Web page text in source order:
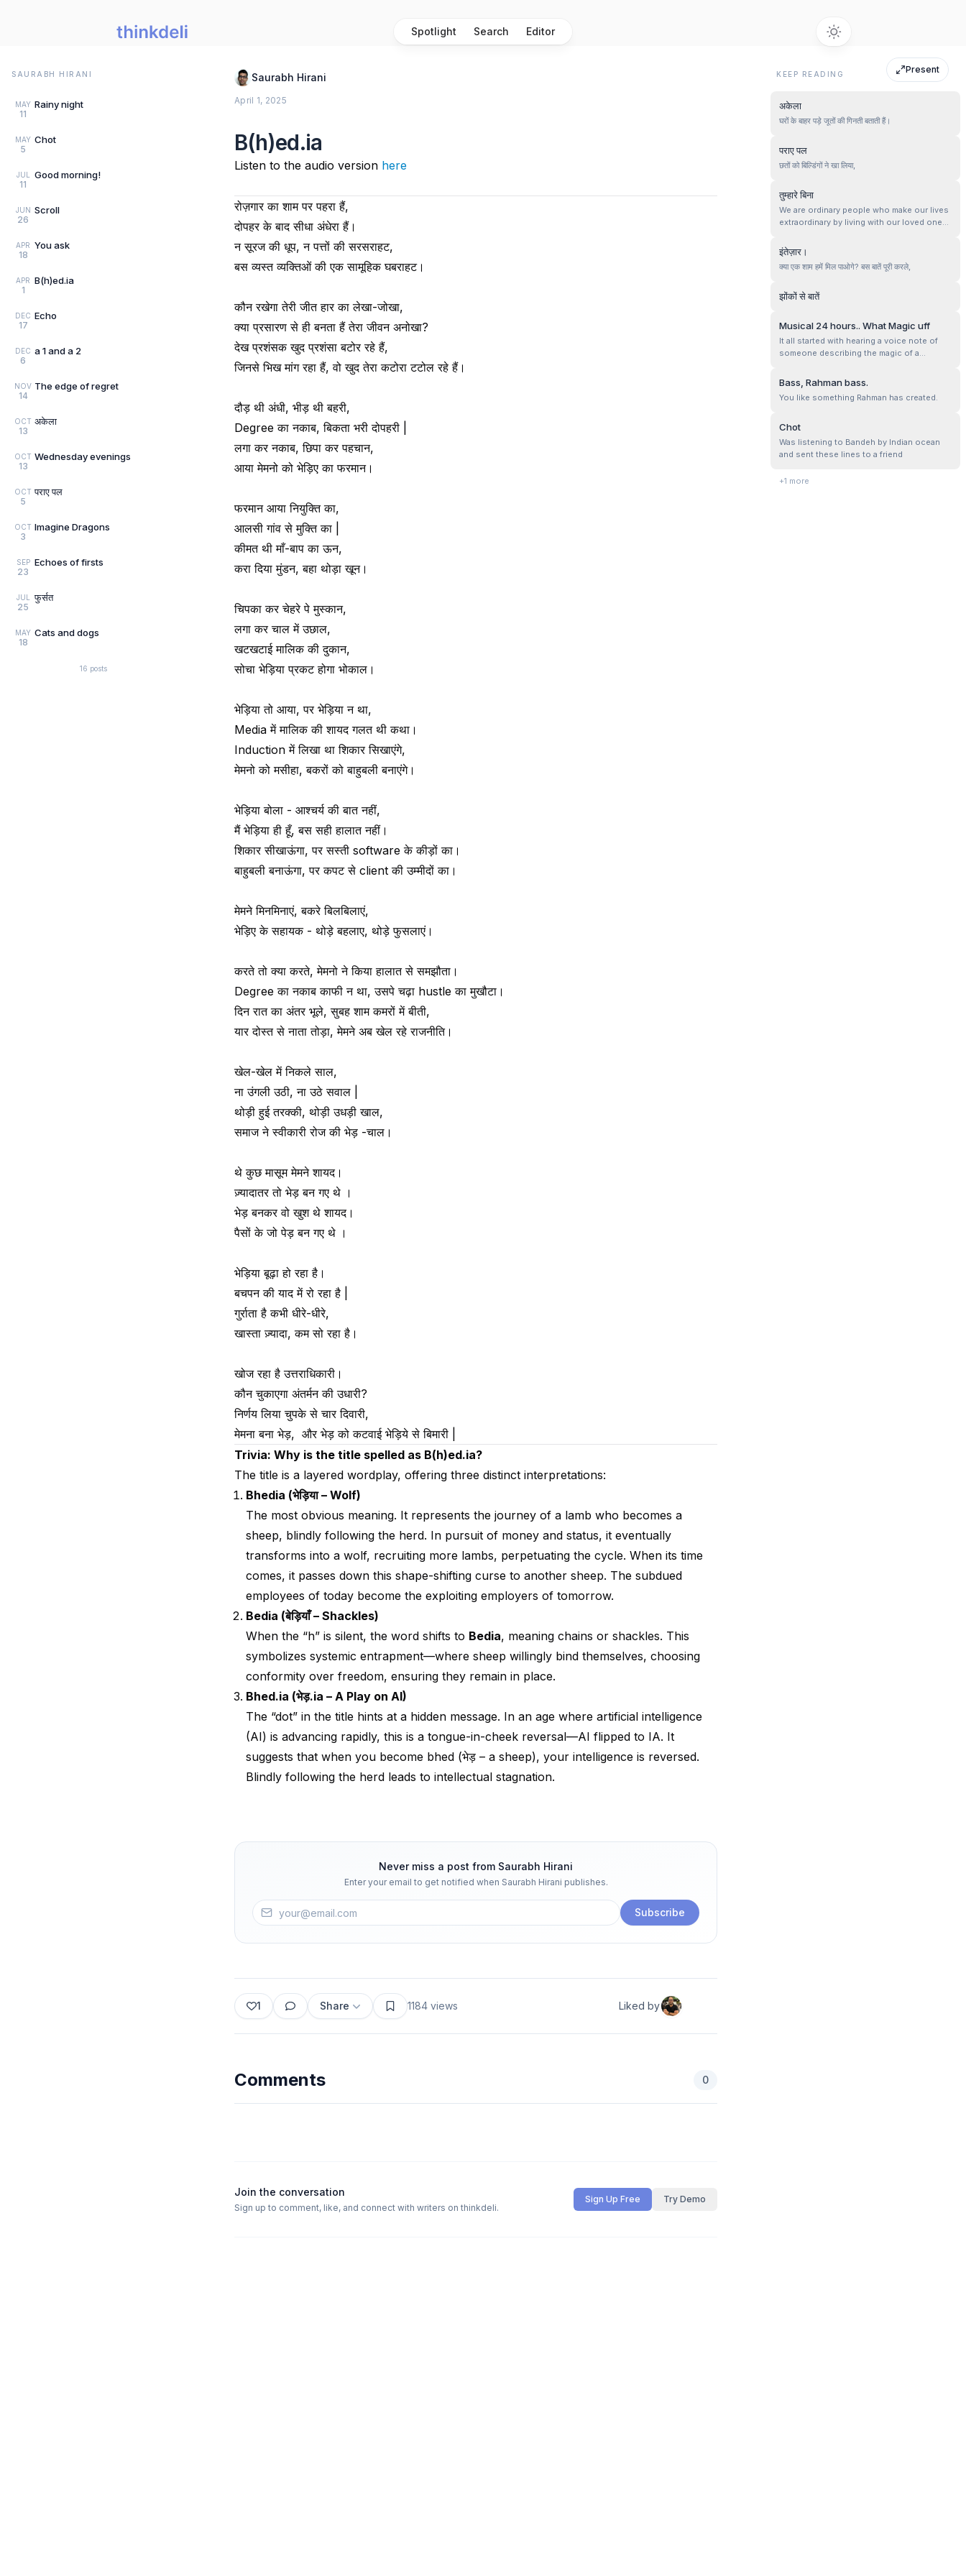
Spotlight Search Editor
Present
SAURABH HIRANI
MAY
11
Rainy night
MAY
5
Chot
JUL
11
Good morning!
JUN
26
Scroll
APR
18
You ask
APR
1
B(h)ed.ia
DEC
17
Echo
DEC
6
a 1 and a 2
NOV
14
The edge of regret
OCT
13
अकेला
OCT
13
Wednesday evenings
OCT
5
पराए पल
OCT
3
Imagine Dragons
SEP
23
Echoes of firsts
JUL
25
फुर्सत
MAY
18
Cats and dogs
16 posts
Saurabh Hirani
April 1, 2025
B(h)ed.ia
Listen to the audio version here
रोज़गार का शाम पर पहरा हैं,
दोपहर के बाद सीधा अंधेरा हैं।
न सूरज की धूप, न पत्तों की सरसराहट,
बस व्यस्त व्यक्तिओं की एक सामूहिक घबराहट।
कौन रखेगा तेरी जीत हार का लेखा-जोखा,
क्या प्रसारण से ही बनता हैं तेरा जीवन अनोखा?
देख प्रशंसक खुद प्रशंसा बटोर रहे हैं,
जिनसे भिख मांग रहा हैं, वो खुद तेरा कटोरा टटोल रहे हैं।
दौड़ थी अंधी, भीड़ थी बहरी,
Degree का नकाब, बिकता भरी दोपहरी |
लगा कर नकाब, छिपा कर पहचान,
आया मेमनो को भेड़िए का फरमान।
फरमान आया नियुक्ति का,
आलसी गांव से मुक्ति का |
कीमत थी माँ-बाप का ऊन,
करा दिया मुंडन, बहा थोड़ा खून।
चिपका कर चेहरे पे मुस्कान,
लगा कर चाल में उछाल,
खटखटाई मालिक की दुकान,
सोचा भेड़िया प्रकट होगा भोकाल।
भेड़िया तो आया, पर भेड़िया न था,
Media में मालिक की शायद गलत थी कथा।
Induction में लिखा था शिकार सिखाएंगे,
मेमनो को मसीहा, बकरों को बाहुबली बनाएंगे।
भेड़िया बोला - आश्चर्य की बात नहीं,
मैं भेड़िया ही हूँ, बस सही हालात नहीं।
शिकार सीखाऊंगा, पर सस्ती software के कीड़ों का।
बाहुबली बनाऊंगा, पर कपट से client की उम्मीदों का।
मेमने मिनमिनाएं, बकरे बिलबिलाएं,
भेड़िए के सहायक - थोड़े बहलाए, थोड़े फुसलाएं।
करते तो क्या करते, मेमनो ने किया हालात से समझौता।
Degree का नकाब काफी न था, उसपे चढ़ा hustle का मुखौटा।
दिन रात का अंतर भूले, सुबह शाम कमरों में बीती,
यार दोस्त से नाता तोड़ा, मेमने अब खेल रहे राजनीति।
खेल-खेल में निकले साल,
ना उंगली उठी, ना उठे सवाल |
थोड़ी हुई तरक्की, थोड़ी उधड़ी खाल,
समाज ने स्वीकारी रोज की भेड़ -चाल।
थे कुछ मासूम मेमने शायद।
ज़्यादातर तो भेड़ बन गए थे ।
भेड़ बनकर वो खुश थे शायद।
पैसों के जो पेड़ बन गए थे ।
भेड़िया बूढ़ा हो रहा है।
बचपन की याद में रो रहा है |
गुर्राता है कभी धीरे-धीरे,
खास्ता ज़्यादा, कम सो रहा है।
खोज रहा है उत्तराधिकारी।
कौन चुकाएगा अंतर्मन की उधारी?
निर्णय लिया चुपके से चार दिवारी,
मेमना बना भेड़, और भेड़ को कटवाई भेड़िये से बिमारी |
Trivia: Why is the title spelled as B(h)ed.ia?
The title is a layered wordplay, offering three distinct interpretations:
Bhedia (भेड़िया – Wolf)
The most obvious meaning. It represents the journey of a lamb who becomes a
sheep, blindly following the herd. In pursuit of money and status, it eventually
transforms into a wolf, recruiting more lambs, perpetuating the cycle. When its time
comes, it passes down this shape-shifting curse to another sheep. The subdued
employees of today become the exploiting employers of tomorrow.
Bedia (बेड़ियाँ – Shackles)
When the “h” is silent, the word shifts to Bedia, meaning chains or shackles. This
symbolizes systemic entrapment—where sheep willingly bind themselves, choosing
conformity over freedom, ensuring they remain in place.
Bhed.ia (भेड़.ia – A Play on AI)
The “dot” in the title hints at a hidden message. In an age where artificial intelligence
(AI) is advancing rapidly, this is a tongue-in-cheek reversal—AI flipped to IA. It
suggests that when you become bhed (भेड़ – a sheep), your intelligence is reversed.
Blindly following the herd leads to intellectual stagnation.
Never miss a post from Saurabh Hirani
Enter your email to get notified when Saurabh Hirani publishes.
Subscribe
1 Share 1184 views Liked by
Comments 0
Join the conversation
Sign up to comment, like, and connect with writers on thinkdeli.
Sign Up Free Try Demo
KEEP READING
अकेला
घरों के बाहर पड़े जूतों की गिनती बताती हैं।
पराए पल
छतों को बिल्डिंगों ने खा लिया,
तुम्हारे बिना
We are ordinary people who make our lives
extraordinary by living with our loved ones
इंतेज़ार।
क्या एक शाम हमें मिल पाओगे? बस बातें पूरी करले,
झोंकों से बातें
Musical 24 hours.. What Magic uff
It all started with hearing a voice note of
someone describing the magic of a
Nusrat Fateh Ali Khan ji song, without
sharing the name.. Thus began the journey
into music, the next 24 hours that I’d never
Bass, Rahman bass.
You like something Rahman has created.
Chot
Was listening to Bandeh by Indian ocean
and sent these lines to a friend
+1 more